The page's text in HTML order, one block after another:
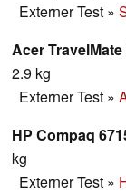
Externer Test »
Acer TravelMate
2.9 kg
Externer Test »
HP Compaq
kg
Externer Test »